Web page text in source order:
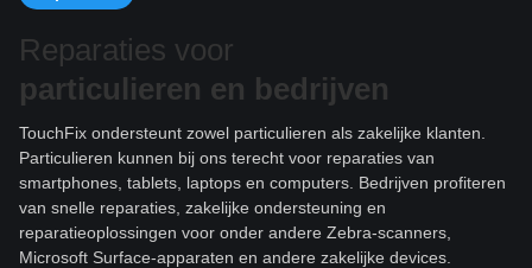
Reparaties voor
particulieren en bedrijven
TouchFix ondersteunt zowel particulieren als zakelijke klanten.
Particulieren kunnen bij ons terecht voor reparaties van
smartphones, tablets, laptops en computers. Bedrijven profiteren
van snelle reparaties, zakelijke ondersteuning en
reparatieoplossingen voor onder andere Zebra-scanners,
Microsoft Surface-apparaten en andere zakelijke devices.